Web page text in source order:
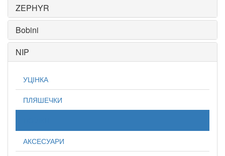
ZEPHYR
Bobini
NIP
УЦІНКА
ПЛЯШЕЧКИ
АКСЕСУАРИ